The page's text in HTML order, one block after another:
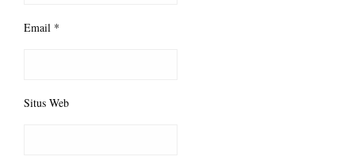
Email *
Situs Web